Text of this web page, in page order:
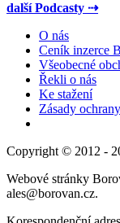
další Podcasty ⇢
O nás
Ceník inzerce
Všeobecné
Řekli o nás
Ke stažení
Zásady
Copyright © 2012 -
Webové stránky
ales@borovan.cz.